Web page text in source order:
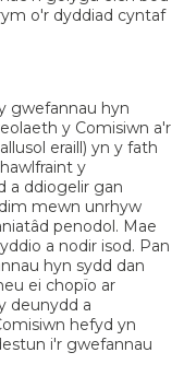
o'r dyddiad cyntaf
gwefannau hyn
y Comisiwn a'r
eraill) yn y fath
y
a ddiogelir gan
mewn unrhyw
penodol. Mae
a nodir isod. Pan
hyn sydd dan
ei chopïo ar
deunydd a
hefyd yn
i'r gwefannau